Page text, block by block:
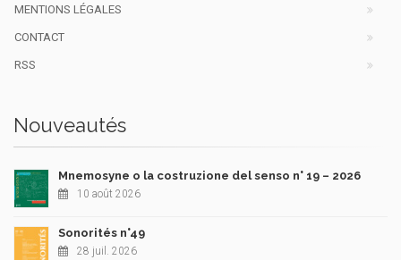
MENTIONS LÉGALES
CONTACT
RSS
Nouveautés
Mnemosyne o la costruzione del senso n° 19 – 2026
10 août 2026
Sonorités n°49
28 juil. 2026